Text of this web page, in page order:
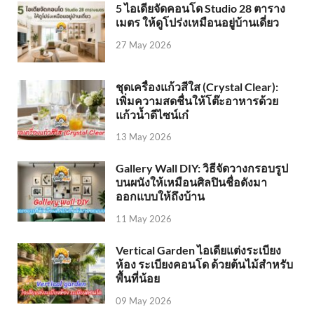
5 ไอเดียจัดคอนโด Studio 28 ตาราง
เมตร ให้ดูโปร่งเหมือนอยู่บ้านเดี่ยว
27 May 2026
ชุดเครื่องแก้วสีใส (Crystal Clear):
เพิ่มความสดชื่นให้โต๊ะอาหารด้วย
แก้วน้ำดีไซน์เก๋
13 May 2026
Gallery Wall DIY: วิธีจัดวางกรอบรูป
บนผนังให้เหมือนศิลปินชื่อดังมา
ออกแบบให้ถึงบ้าน
11 May 2026
Vertical Garden ไอเดียแต่งระเบียง
ห้อง ระเบียงคอนโด ด้วยต้นไม้สำหรับ
พื้นที่น้อย
09 May 2026